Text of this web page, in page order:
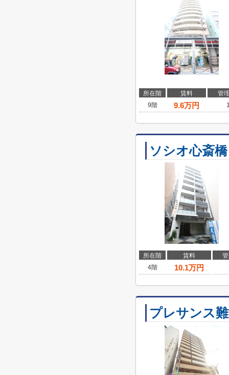
所在階 賃料
管
9階
9.6万円
ソシオ心斎橋
所在階 賃料
4階
10.1万円
プレサンス